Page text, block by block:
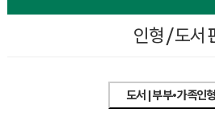
인형 / 도서
도서 | 부부•가족인